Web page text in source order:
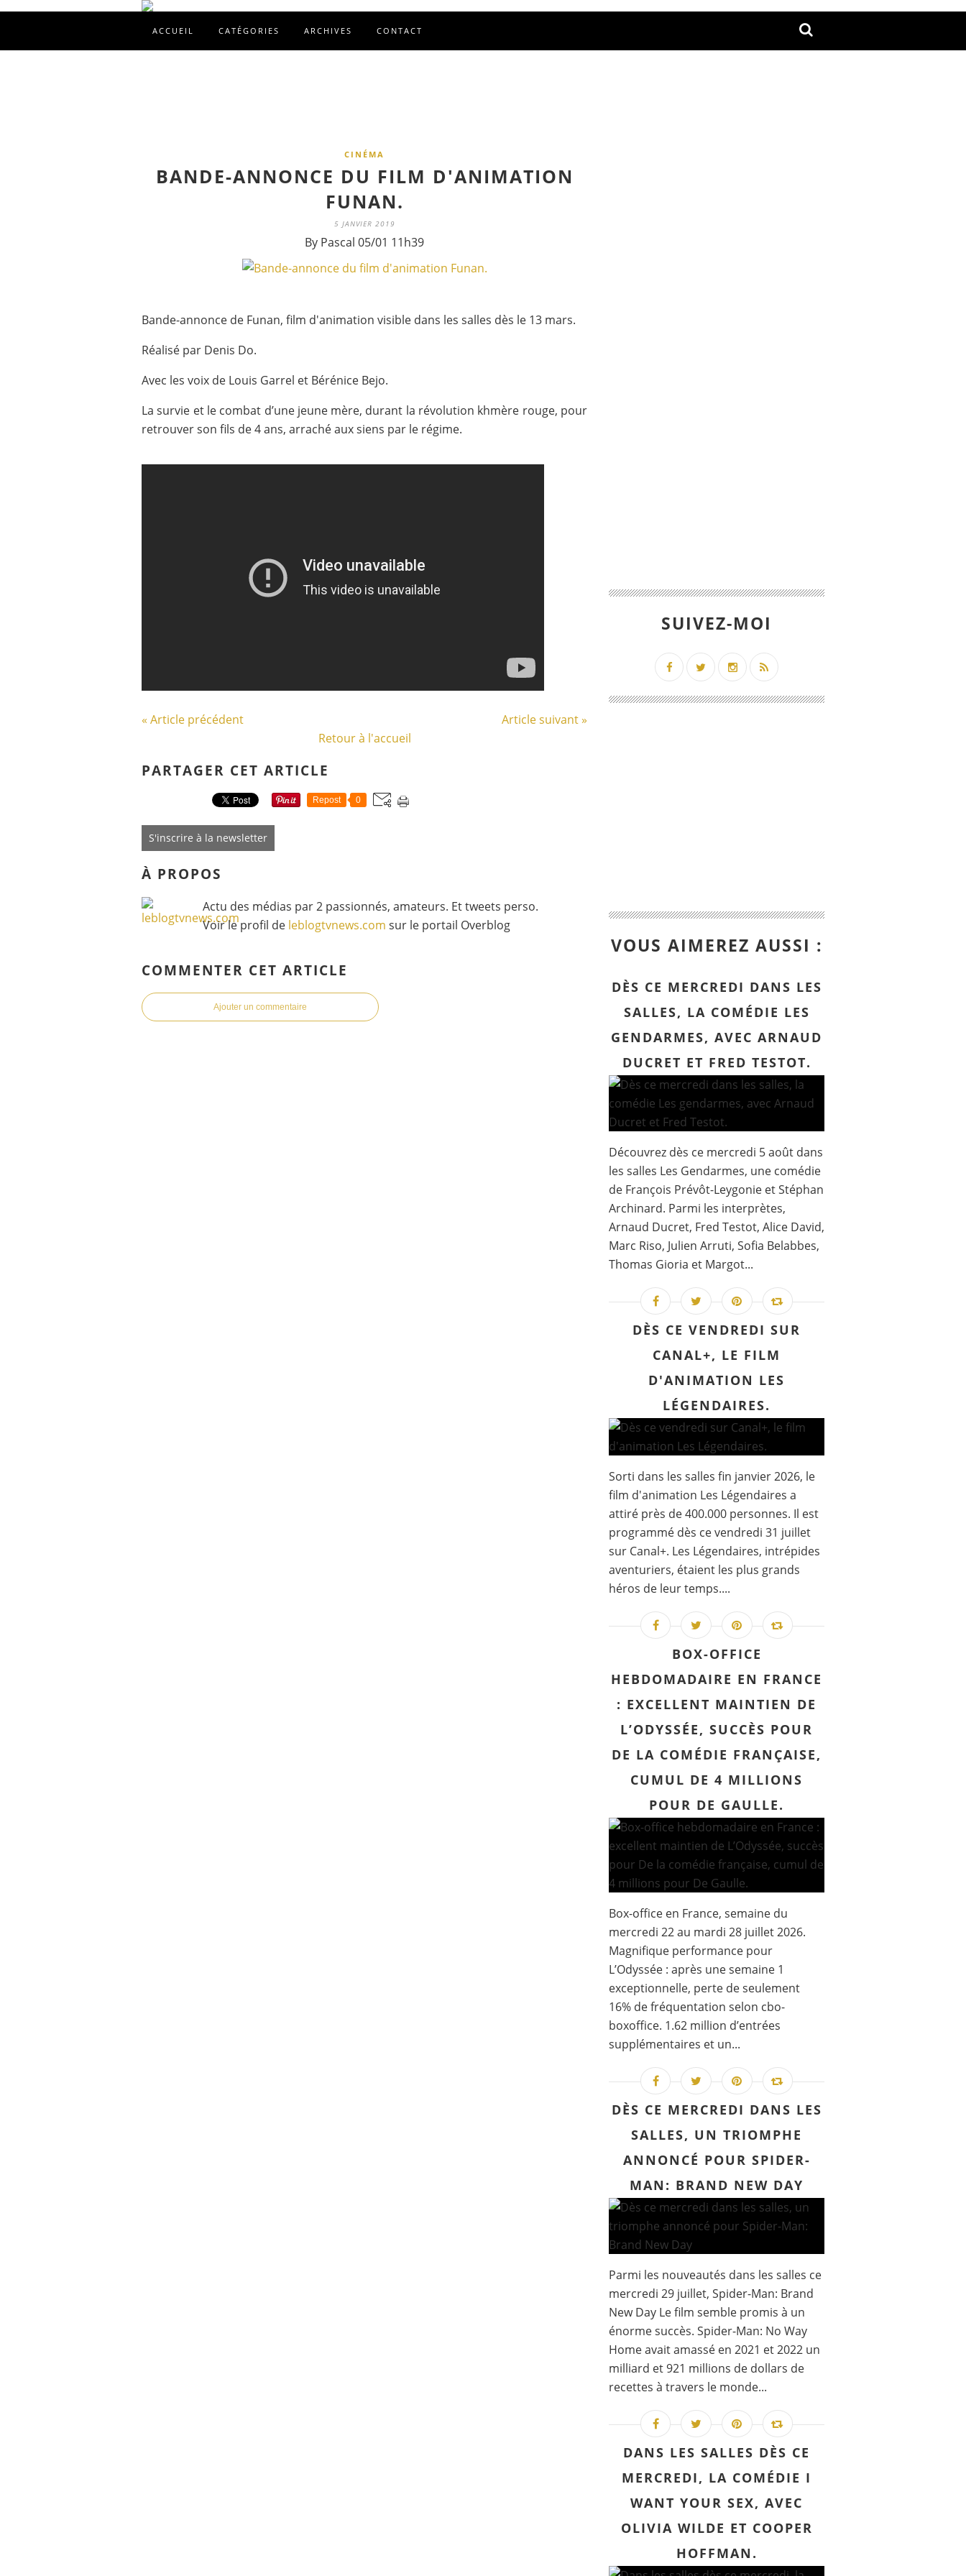
ACCUEIL CATÉGORIES ARCHIVES CONTACT
CINÉMA
BANDE-ANNONCE DU FILM D'ANIMATION
FUNAN.
5 JANVIER 2019
By Pascal 05/01 11h39
Bande-annonce de Funan, film d'animation visible dans les salles dès le 13 mars.
Réalisé par Denis Do.
Avec les voix de Louis Garrel et Bérénice Bejo.
La survie et le combat d’une jeune mère, durant la révolution khmère rouge, pour
retrouver son fils de 4 ans, arraché aux siens par le régime.
« Article précédent
Article suivant »
Retour à l'accueil
PARTAGER CET ARTICLE
Repost 0
S'inscrire à la newsletter
À PROPOS
Actu des médias par 2 passionnés, amateurs. Et tweets perso.
Voir le profil de leblogtvnews.com sur le portail Overblog
COMMENTER CET ARTICLE
Ajouter un commentaire
SUIVEZ-MOI
VOUS AIMEREZ AUSSI :
DÈS CE MERCREDI DANS LES
SALLES, LA COMÉDIE LES
GENDARMES, AVEC ARNAUD
DUCRET ET FRED TESTOT.
Découvrez dès ce mercredi 5 août dans
les salles Les Gendarmes, une comédie
de François Prévôt-Leygonie et Stéphan
Archinard. Parmi les interprètes,
Arnaud Ducret, Fred Testot, Alice David,
Marc Riso, Julien Arruti, Sofia Belabbes,
Thomas Gioria et Margot...
DÈS CE VENDREDI SUR
CANAL+, LE FILM
D'ANIMATION LES
LÉGENDAIRES.
Sorti dans les salles fin janvier 2026, le
film d'animation Les Légendaires a
attiré près de 400.000 personnes. Il est
programmé dès ce vendredi 31 juillet
sur Canal+. Les Légendaires, intrépides
aventuriers, étaient les plus grands
héros de leur temps....
BOX-OFFICE
HEBDOMADAIRE EN FRANCE
: EXCELLENT MAINTIEN DE
L’ODYSSÉE, SUCCÈS POUR
DE LA COMÉDIE FRANÇAISE,
CUMUL DE 4 MILLIONS
POUR DE GAULLE.
Box-office en France, semaine du
mercredi 22 au mardi 28 juillet 2026.
Magnifique performance pour
L’Odyssée : après une semaine 1
exceptionnelle, perte de seulement
16% de fréquentation selon cbo-
boxoffice. 1.62 million d’entrées
supplémentaires et un...
DÈS CE MERCREDI DANS LES
SALLES, UN TRIOMPHE
ANNONCÉ POUR SPIDER-
MAN: BRAND NEW DAY
Parmi les nouveautés dans les salles ce
mercredi 29 juillet, Spider-Man: Brand
New Day Le film semble promis à un
énorme succès. Spider-Man: No Way
Home avait amassé en 2021 et 2022 un
milliard et 921 millions de dollars de
recettes à travers le monde...
DANS LES SALLES DÈS CE
MERCREDI, LA COMÉDIE I
WANT YOUR SEX, AVEC
OLIVIA WILDE ET COOPER
HOFFMAN.